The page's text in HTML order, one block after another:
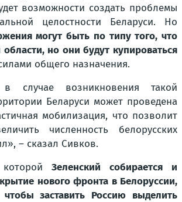
возможности создать проблемы
целостности Беларуси. Но
могут быть по типу того, что
но они будут купироваться
общего назначения.
случае возникновения такой
Беларуси может проведена
мобилизация, что позволит
численность белорусских
– сказал Сивков.
которойЗеленский собирается и
нового фронта в Белоруссии,
заставить Россию выделить